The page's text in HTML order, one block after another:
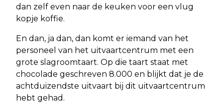
dan zelf even naar de keuken voor een vlug
kopje koffie.
En dan, ja dan, dan komt er iemand van het
personeel van het uitvaartcentrum met een
grote slagroomtaart. Op die taart staat met
chocolade geschreven 8.000 en blijkt dat je de
achtduizendste uitvaart bij dit uitvaartcentrum
hebt gehad.